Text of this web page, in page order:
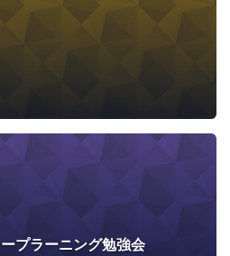
プラーニング勉強会